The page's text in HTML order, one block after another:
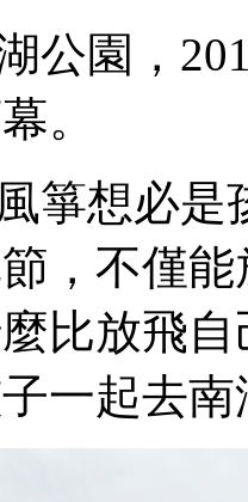
公園，
。
箏想必是
，不僅
比放飛
一起去